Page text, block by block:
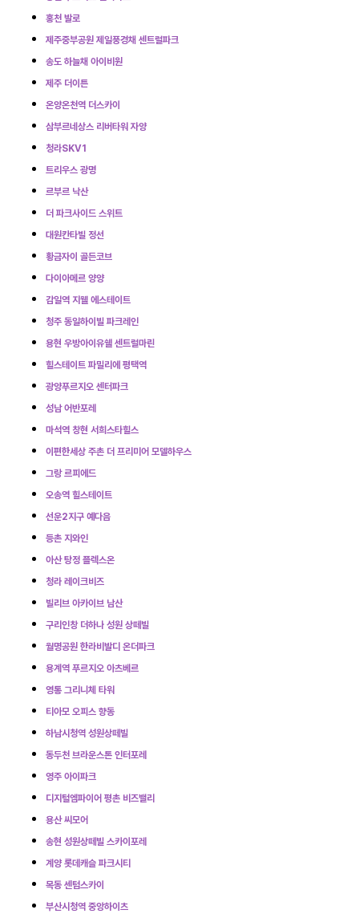
홍천 발로
제주중부공원 제일풍경채 센트럴파크
송도 하늘채 아이비원
제주 더이튼
온양온천역 더스카이
삼부르네상스 리버타워 자양
청라SKV1
트리우스 광명
르부르 낙산
더 파크사이드 스위트
대원칸타빌 정선
황금자이 골든코브
다이아메르 양양
감일역 지웰 에스테이트
청주 동일하이빌 파크레인
용현 우방아이유쉘 센트럴마린
힐스테이트 파밀리에 평택역
광양푸르지오 센터파크
성남 어반포레
마석역 창현 서희스타힐스
이편한세상 주촌 더 프리미어 모델하우스
그랑 르피에드
오송역 힐스테이트
선운2지구 예다음
등촌 지와인
아산 탕정 플렉스온
청라 레이크비즈
빌리브 아카이브 남산
구리인창 더하나 성원 상떼빌
월명공원 한라비발디 온더파크
용계역 푸르지오 아츠베르
영통 그리니체 타워
티아모 오피스 향동
하남시청역 성원상떼빌
동두천 브라운스톤 인터포레
영주 아이파크
디지털엠파이어 평촌 비즈밸리
용산 씨모어
송현 성원상떼빌 스카이포레
계양 롯데캐슬 파크시티
목동 센텀스카이
부산시청역 중앙하이츠